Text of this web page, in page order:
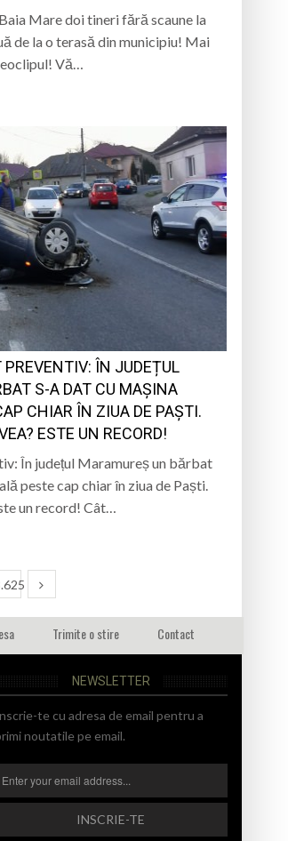
Mare doi tineri fără scaune la
de la o terasă din municipiu! Mai
Vă…
ÎN JUDEȚUL
S-A DAT CU MAȘINA
CHIAR ÎN ZIUA DE PAȘTI.
ESTE UN RECORD!
În județul Maramureș un bărbat
peste cap chiar în ziua de Paști.
un record! Cât…
Trimite o stire Contact
NEWSLETTER
te cu adresa de email pentru a
noutatile pe email.